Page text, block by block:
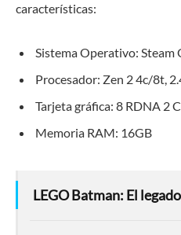
características:
Sistema Operativo: Steam
Procesador: Zen 2 4c/8t,
Tarjeta gráfica: 8 RDNA 2
Memoria RAM: 16GB
LEGO Batman: El